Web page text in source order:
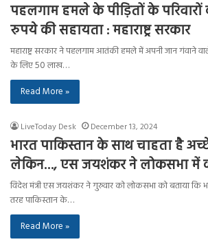
पहलगाम हमले के पीड़ितों के
रुपये की सहायता : महाराष्ट्र सरकार
महाराष्ट्र सरकार ने पहलगाम आतंकी हमले में अपनी जान गंवाने
के लिए 50 लाख…
Read More »
LiveToday Desk December 13, 2024
भारत पाकिस्तान के साथ चाहता है
लेकिन…, एस जयशंकर ने लोकसभा में
विदेश मंत्री एस जयशंकर ने गुरुवार को लोकसभा को बताया कि
तरह पाकिस्तान के…
Read More »